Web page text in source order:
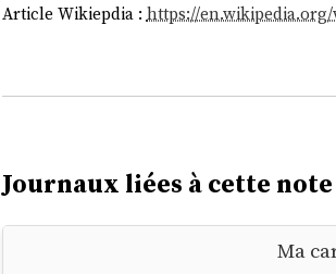
Article Wikiepdia : https://
Journaux liées à cette note
Ma